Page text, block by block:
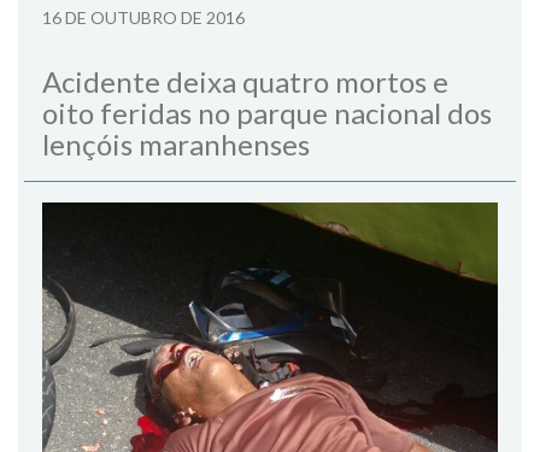
16 DE OUTUBRO DE 2016
Acidente deixa quatro mortos e
oito feridas no parque nacional dos
lençóis maranhenses